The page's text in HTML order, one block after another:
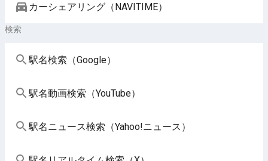
カーシェアリング（NAVITIME）
検索
駅名検索（Google）
駅名動画検索（YouTube）
駅名ニュース検索（Yahoo!ニュース）